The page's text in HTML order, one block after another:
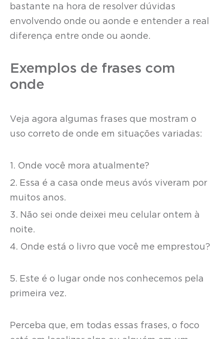
bastante na hora de resolver dúvidas
envolvendo onde ou aonde e entender a real
diferença entre onde ou aonde.
Exemplos de frases com
onde
Veja agora algumas frases que mostram o
uso correto de onde em situações variadas:
1. Onde você mora atualmente?
2. Essa é a casa onde meus avós viveram por
muitos anos.
3. Não sei onde deixei meu celular ontem à
noite.
4. Onde está o livro que você me emprestou?
5. Este é o lugar onde nos conhecemos pela
primeira vez.
Perceba que, em todas essas frases, o foco